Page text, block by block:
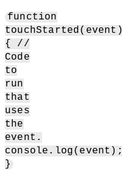
function
touchStarted(event)
{ //
Code
to
run
that
uses
the
event.
console.log(event);
}